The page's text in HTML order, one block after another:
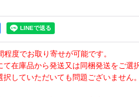
度でお取り寄せが可能です。
在庫品から発送又は同梱発送をご選
していただいても問題ございません。